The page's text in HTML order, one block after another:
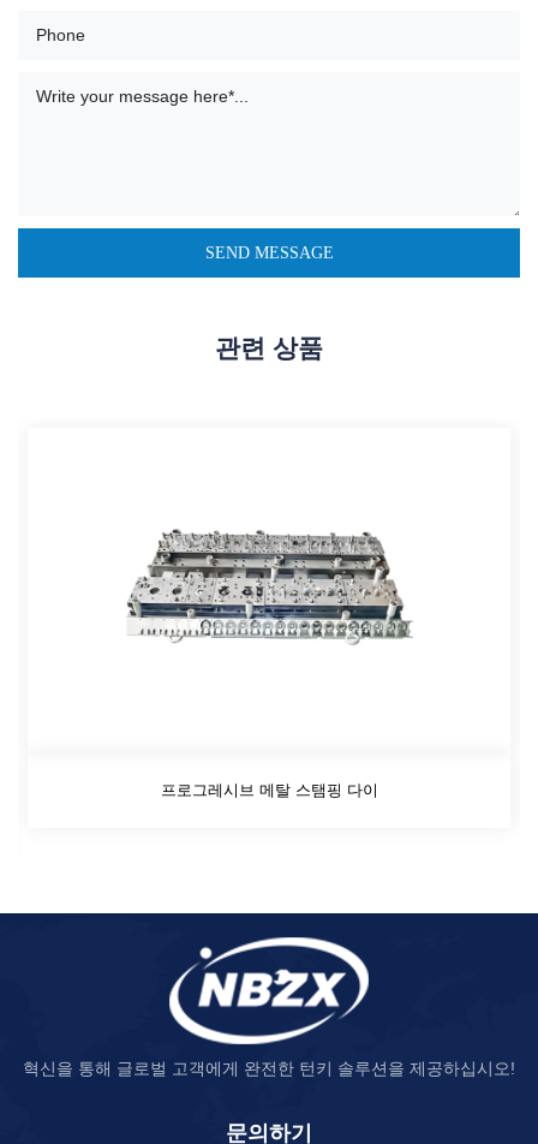
관련 상품
프로그레시브 메탈 스탬핑 다이
혁신을 통해 글로벌 고객에게 완전한 턴키 솔루션을 제공하십시오!
문의하기